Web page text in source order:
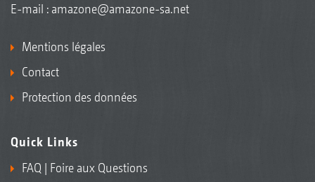
E-mail : amazone@amazone-sa.net
Mentions légales
Contact
Protection des données
Quick Links
FAQ | Foire aux Questions